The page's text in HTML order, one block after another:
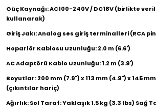
Güç Kaynağı: AC100-240V / DC18V (birlikte
kullanarak)
Giriş Jakı: Analog ses giriş terminalleri (RCA pin
Hoparlör Kablosu Uzunluğu: 2.0 m (6.6')
AC Adaptörü Kablo Uzunluğu: 1.2 m (3.9')
Boyutlar: 200 mm (7.9") x 113 mm (4.9") x 145 mm
(çıkıntılar hariç)
Ağırlık: Sol Taraf: Yaklaşık 1.5 kg (3.3 lbs) Sağ